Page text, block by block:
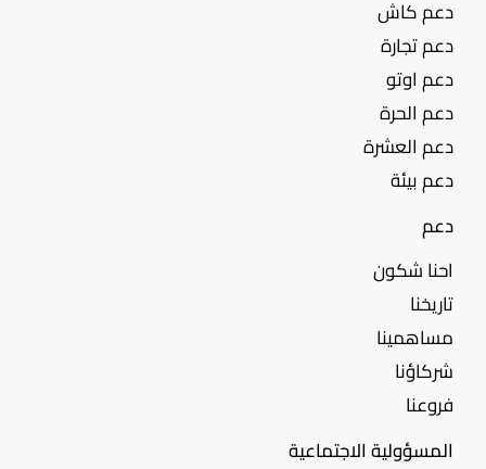
دعم كاش
دعم تجارة
دعم اوتو
دعم الحرة
دعم العشرة
دعم بيئة
دعم
احنا شكون
تاريخنا
مساهمينا
شركاؤنا
فروعنا
المسؤولية الاجتماعية